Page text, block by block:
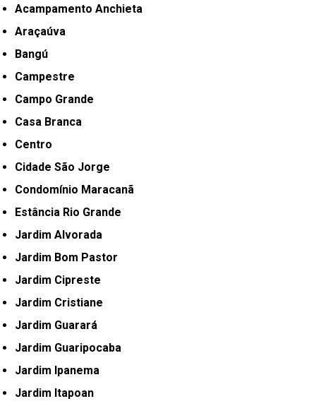
Acampamento Anchieta
Araçaúva
Bangú
Campestre
Campo Grande
Casa Branca
Centro
Cidade São Jorge
Condomínio Maracanã
Estância Rio Grande
Jardim Alvorada
Jardim Bom Pastor
Jardim Cipreste
Jardim Cristiane
Jardim Guarará
Jardim Guaripocaba
Jardim Ipanema
Jardim Itapoan